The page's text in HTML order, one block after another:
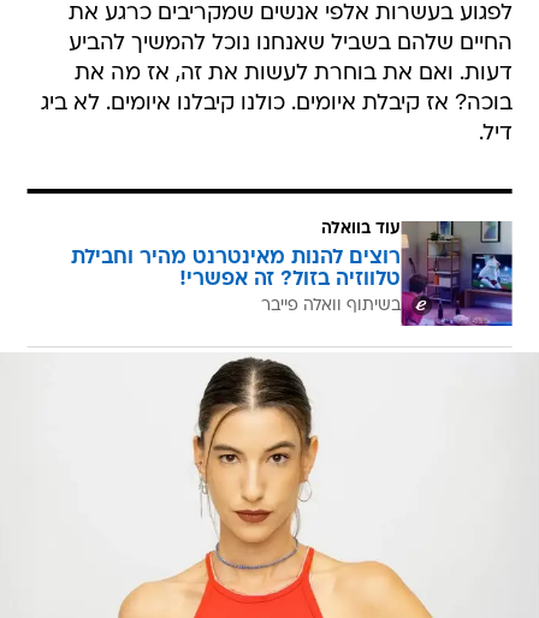
לפגוע בעשרות אלפי אנשים שמקריבים כרגע את
החיים שלהם בשביל שאנחנו נוכל להמשיך להביע
דעות. ואם את בוחרת לעשות את זה, אז מה את
בוכה? אז קיבלת איומים. כולנו קיבלנו איומים. לא ביג
דיל.
עוד בוואלה
רוצים להנות מאינטרנט מהיר וחבילת
טלווזיה בזול? זה אפשרי!
בשיתוף וואלה פייבר